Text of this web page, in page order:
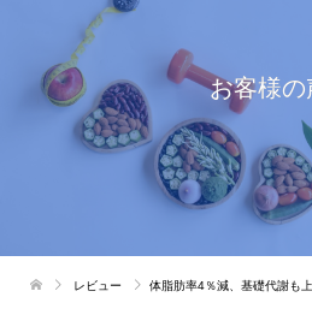
お客様の
レビュー 体脂肪率4％減、基礎代謝も上